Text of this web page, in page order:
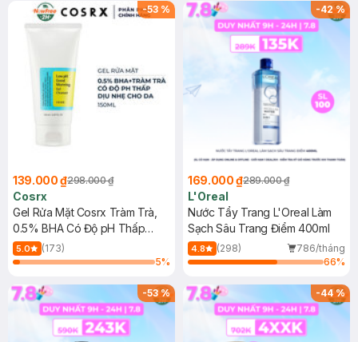
-53 %
139.000 ₫298.000 ₫
Cosrx
Gel Rửa Mặt Cosrx Tràm Trà,
0.5% BHA Có Độ pH Thấp
150ml
5.0
(173)
5%
-42%
169.000 ₫289.000 ₫
L'Oreal
Nước Tẩy Trang L'Oreal Làm
Sạch Sâu Trang Điểm 400ml
4.8 (298)
786/tháng
66%
-53% -44%